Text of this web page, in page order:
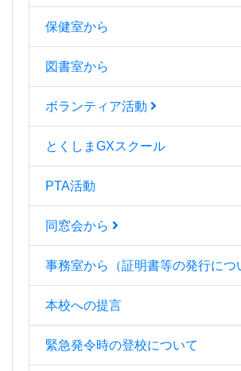
保健室から
図書室から
ボランティア活動
とくしまGXスクール
PTA活動
同窓会から
事務室から（証明書等の発行につ
本校への提言
緊急発令時の登校について